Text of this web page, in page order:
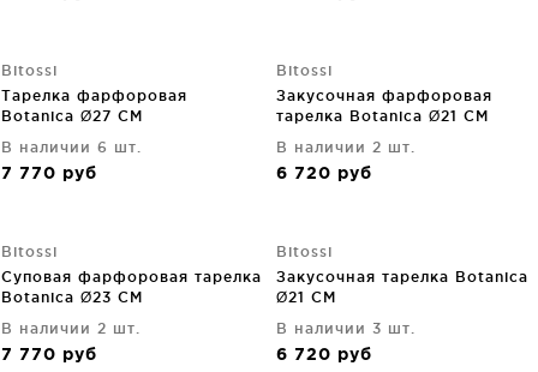
Bitossi
Тарелка фарфоровая
Botanica Ø27 CM
В наличии 6 шт.
7 770 руб
Bitossi
Закусочная фарфоровая
тарелка Botanica Ø21 CM
В наличии 2 шт.
6 720 руб
Bitossi
Суповая фарфоровая тарелка
Botanica Ø23 CM
В наличии 2 шт.
7 770 руб
Bitossi
Закусочная тарелка Botanica
Ø21 CM
В наличии 3 шт.
6 720 руб